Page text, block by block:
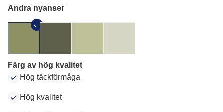
Andra nyanser
Färg av hög kvalitet
Hög täckförmåga
Hög kvalitet